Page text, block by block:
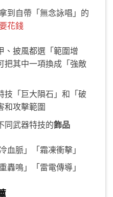
到自帶「無念詠唱」的
花錢
、披風都選「範圍增
把其中一項換成「強敵
技「巨大隕石」和「破
和攻擊範圍
同武器特技的飾品
冷血脈」「霜凍衝擊」
重轟鳴」「雷電傳導」